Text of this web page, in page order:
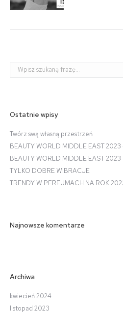
Szukaj:
Ostatnie wpisy
Twórz swą własną przestrzeń
BEAUTY WORLD MIDDLE EAST
BEAUTY WORLD MIDDLE EAST
TYLKO DOBRE WIBRACJE
TRENDY W PERFUMACH NA ROK
Najnowsze komentarze
Archiwa
kwiecień 2024
listopad 2023